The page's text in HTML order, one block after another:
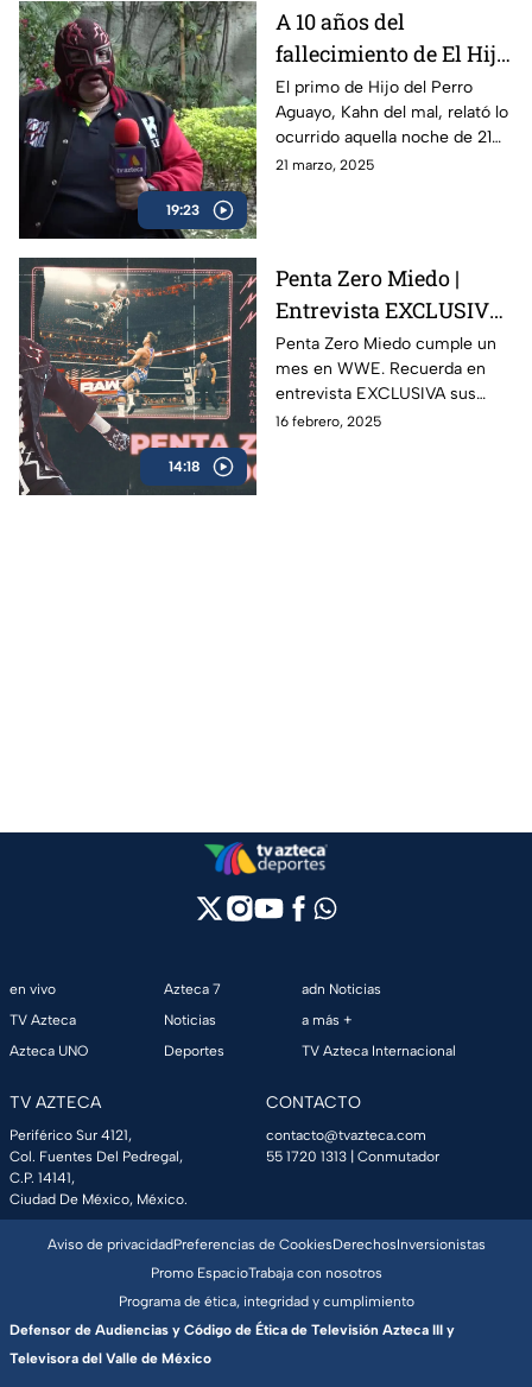
19:23
A 10 años del
fallecimiento de El Hijo
del Perro Aguayo |
Kahn del Mal, primo
del luchador, recuerda
la trágica noche
El primo de Hijo del Perro
Aguayo, Kahn del mal, relató lo
ocurrido aquella noche de 21
de marzo del 2015 en Tijuana,
21 marzo, 2025
14:18
Penta Zero Miedo |
Entrevista EXCLUSIVA
con la figura mexicana
en WWE
Penta Zero Miedo cumple un
mes en WWE. Recuerda en
entrevista EXCLUSIVA sus
inicios, su pasión por la lucha
16 febrero, 2025
en vivo
TV Azteca
Azteca UNO
Azteca 7
Noticias
Deportes
adn Noticias
a más +
TV Azteca Internacional
TV AZTECA
Periférico Sur 4121,
Col. Fuentes Del Pedregal,
C.P. 14141,
Ciudad De México, México.
CONTACTO
contacto@tvazteca.com
55 1720 1313 | Conmutador
Aviso de privacidadPreferencias de CookiesDerechosInversionistas
Promo EspacioTrabaja con nosotros
Programa de ética, integridad y cumplimiento
Defensor de Audiencias y Código de Ética de Televisión Azteca III y
Televisora del Valle de México